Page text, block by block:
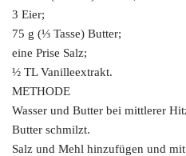
3 Eier;
75 g (⅓ Tasse) Butter;
eine Prise Salz;
½ TL Vanilleextrakt.
METHODE
Wasser und Butter bei mittlerer
Butter schmilzt.
Salz und Mehl hinzufügen und